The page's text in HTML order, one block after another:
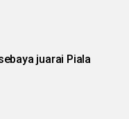
juarai Piala